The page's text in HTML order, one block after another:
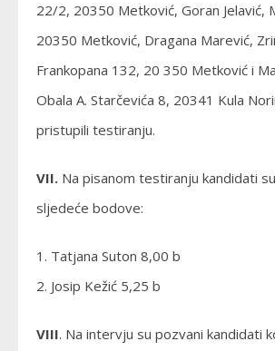
22/2, 20350 Metković, Goran Jelavić,
20350 Metković, Dragana Marević,
Frankopana 132, 20 350 Metković i
Obala A. Starčevića 8, 20341 Kula
pristupili testiranju.
VII. Na pisanom testiranju kandidati
sljedeće bodove:
1. Tatjana Suton 8,00 b
2. Josip Kežić 5,25 b
VIII. Na intervju su pozvani kandidati